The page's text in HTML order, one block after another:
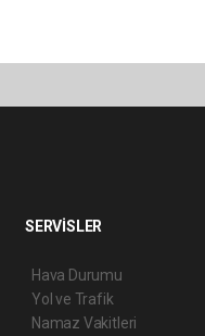
SERVİSLER
Hava Durumu
Yol ve Trafik
Namaz Vakitleri